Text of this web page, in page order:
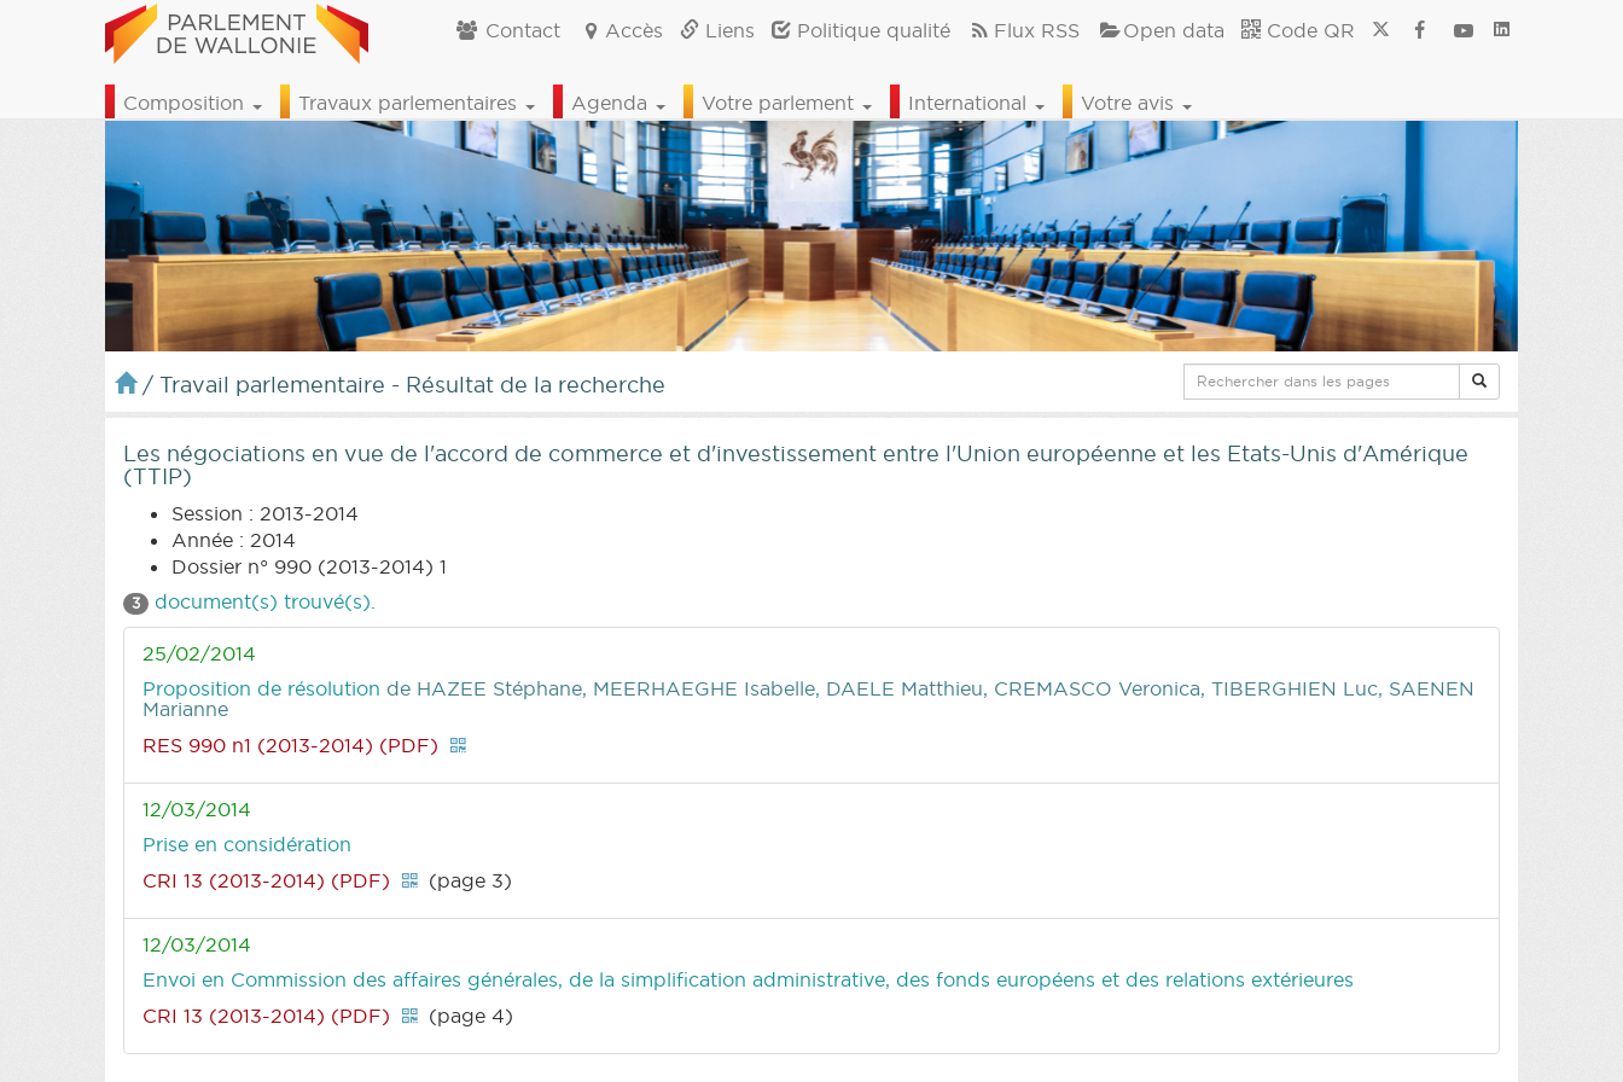
Contact Accès Liens Politique qualité Flux RSS Open data Code QR
Composition Travaux parlementaires Agenda Votre parlement International Votre avis
/ Travail parlementaire - Résultat de la recherche
Les négociations en vue de l'accord de commerce et d'investissement entre l'Union européenne et les Etats-Unis d'Amérique
(TTIP)
Session : 2013-2014
Année : 2014
Dossier n° 990 (2013-2014) 1
3 document(s) trouvé(s).
25/02/2014
Proposition de résolution de HAZEE Stéphane, MEERHAEGHE Isabelle, DAELE Matthieu, CREMASCO Veronica, TIBERGHIEN Luc, SAENEN
Marianne
RES 990 n1 (2013-2014) (PDF)
12/03/2014
Prise en considération
CRI 13 (2013-2014) (PDF)
(page 3)
12/03/2014
Envoi en Commission des affaires générales, de la simplification administrative, des fonds européens et des relations extérieures
CRI 13 (2013-2014) (PDF)
(page 4)